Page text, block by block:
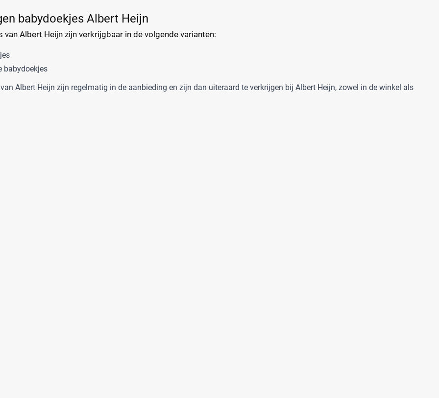
babydoekjes Albert Heijn
van Albert Heijn zijn verkrijgbaar in de volgende varianten:
babydoekjes
Albert Heijn zijn regelmatig in de aanbieding en zijn dan uiteraard te verkrijgen bij Albert Heijn, zowel in de winkel als